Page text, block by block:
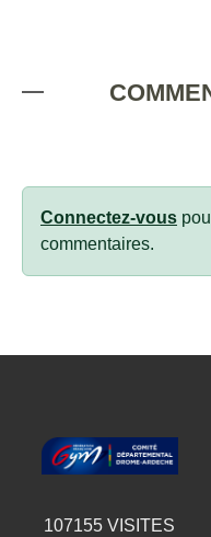
Connectez-vous
commentaires.
107155 VISITES